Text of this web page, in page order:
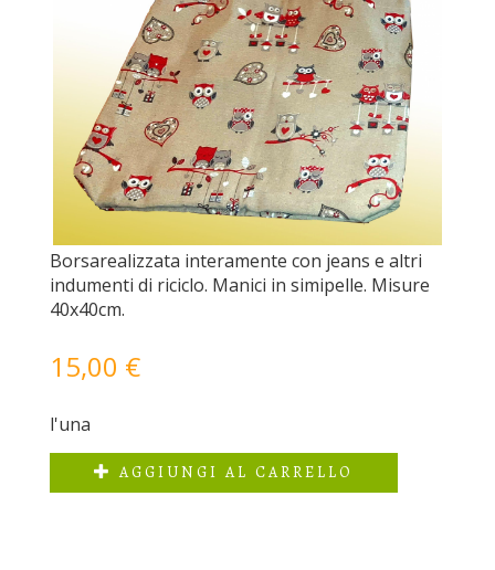
Borsarealizzata interamente con jeans e altri
indumenti di riciclo. Manici in simipelle. Misure
40x40cm.
15,00 €
l'una
AGGIUNGI AL CARRELLO